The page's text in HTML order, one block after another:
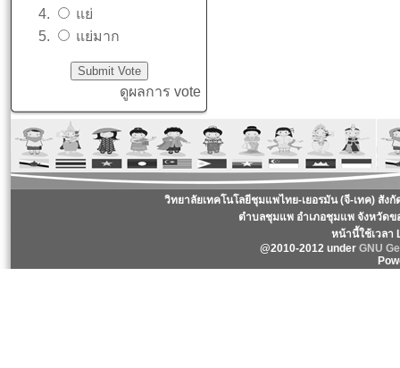
แย่
แย่มาก
ดูผลการ vote
วิทยาลัยเทคโนโลยีชุมแพไทย-เยอรมัน (จี-เทค) สัง
ตำบลชุมแพ อำเภอชุมแพ จังหวัดข
หน้านี้ใช้เวลา
@2010-2012 under GNU